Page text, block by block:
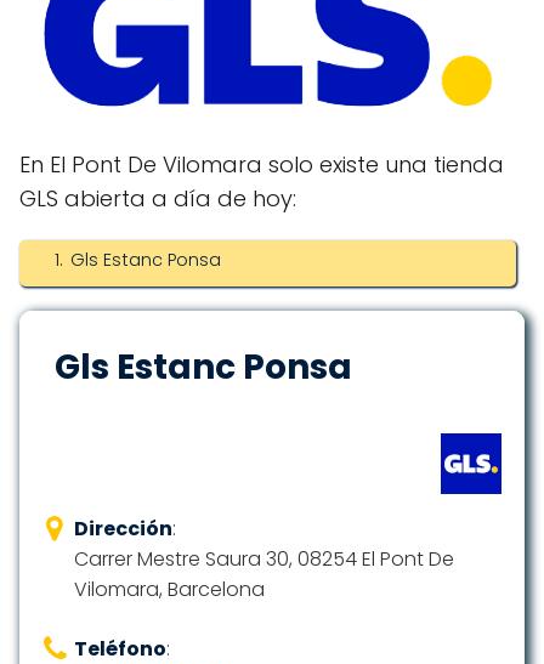
En El Pont De Vilomara solo existe una tienda
GLS abierta a día de hoy:
Gls Estanc Ponsa
Gls Estanc Ponsa
Dirección:
Carrer Mestre Saura 30, 08254 El Pont De
Vilomara, Barcelona
Teléfono: